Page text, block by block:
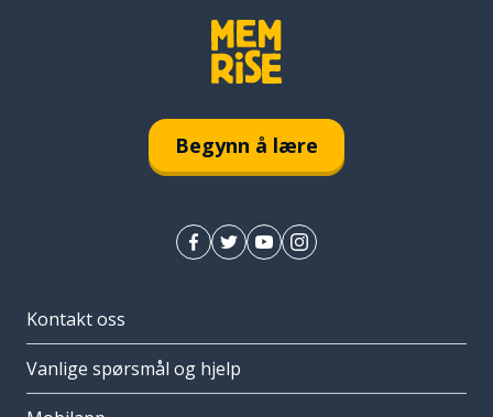
Begynn å lære
Kontakt oss
Vanlige spørsmål og hjelp